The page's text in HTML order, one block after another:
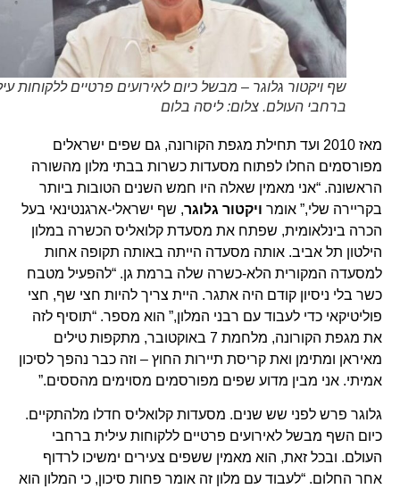
שף ויקטור גלוגר – מבשל כיום לאירועים פרטיים ללקוחות עילית
ברחבי העולם. צלום: ליסה בלום
מאז 2010 ועד תחילת מגפת הקורונה, גם שפים ישראלים
מפורסמים החלו לפתוח מסעדות כשרות בבתי מלון מהשורה
הראשונה. “אני מאמין שאלה היו חמש השנים הטובות ביותר
בקריירה שלי,” אומרויקטור גלוגר, שף ישראלי-ארגנטינאי בעל
הכרה בינלאומית, שפתח את מסעדת קלואליס הכשרה במלון
הילטון תל אביב. אותה מסעדה הייתה באותה תקופה אחות
למסעדה המקורית הלא-כשרה שלה ברמת גן. “להפעיל מטבח
כשר בלי ניסיון קודם היה אתגר. היית צריך להיות חצי שף, חצי
פוליטיקאי כדי לעבוד עם רבני המלון,” הוא מספר. “תוסיף לזה
את מגפת הקורונה, מלחמת 7 באוקטובר, מתקפות טילים
מאיראן ומתימן ואת קריסת תיירות החוץ – וזה כבר נהפך לסיכון
אמיתי. אני מבין מדוע שפים מפורסמים מסוימים מהססים.”
גלוגר פרש לפני שש שנים. מסעדות קלואליס חדלו מלהתקיים.
כיום השף מבשל לאירועים פרטיים ללקוחות עילית ברחבי
העולם. ובכל זאת, הוא מאמין ששפים צעירים ימשיכו לרדוף
אחר החלום. “לעבוד עם מלון זה אומר פחות סיכון, כי המלון הוא